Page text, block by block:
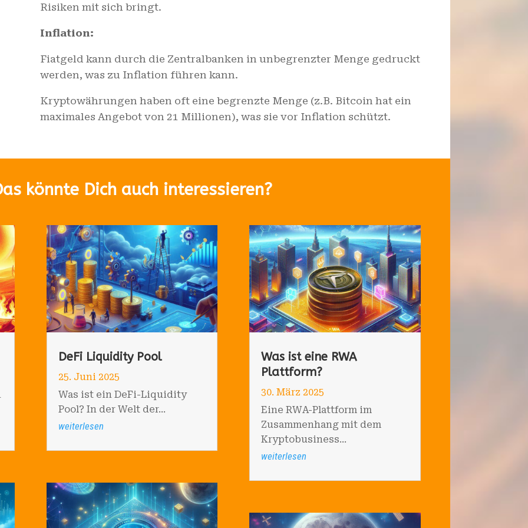
Risiken mit sich bringt.
Inflation:
Fiatgeld kann durch die Zentralbanken in unbegrenzter Menge gedruckt
werden, was zu Inflation führen kann.
Kryptowährungen haben oft eine begrenzte Menge (z.B. Bitcoin hat ein
maximales Angebot von 21 Millionen), was sie vor Inflation schützt.
könnte Dich auch interessieren?
DeFi Liquidity Pool
25. Juni 2025
Was ist ein DeFi-Liquidity
Pool? In der Welt der...
weiterlesen
Was ist eine RWA
Plattform?
30. März 2025
Eine RWA-Plattform im
Zusammenhang mit dem
Kryptobusiness...
weiterlesen